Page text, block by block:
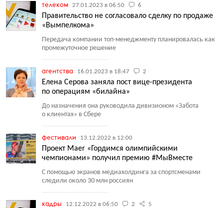
телеком 27.01.2023 в 06:50 6
Правительство не согласовало сделку по продаже
«Вымпелкома»
Передача компании топ-менеджменту планировалась как
промежуточное решение
агентства 16.01.2023 в 18:47 2
Елена Серова заняла пост вице-президента
по операциям «билайна»
До назначения она руководила дивизионом «Забота
о клиентах» в Сбере
фестивали 13.12.2022 в 12:00
Проект Maer «Гордимся олимпийскими
чемпионами» получил премию #МыВместе
С помощью экранов медиахолдинга за спортсменами
следили около 30 млн россиян
кадры 12.12.2022 в 06:50 2 5